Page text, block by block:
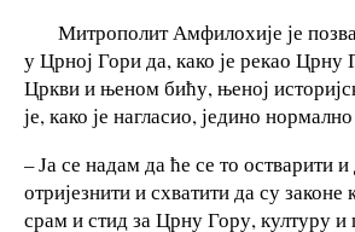
Митрополит Амфилохије је
у Црној Гори да, како је рекао Црну
Цркви и њеном бићу, њеној
је, како је нагласио, једино
– Ја се надам да ће се то остварити и
отријезнити и схватити да су законе
срам и стид за Црну Гору, културу и